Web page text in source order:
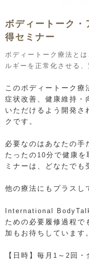
ボディートーク・
得セミナー
ボディートーク療法と
ルギーを正常化させる
このボディートーク療
症状改善、健康維持・
いただけるよう開発さ
クです。
必要なのはあなたの手
たったの 10分で健康を
ミナーは、どなたでも
他の療法にもプラスし
International
ための必要履修過程で
加もお待ちしています。
【日時】毎月 1 ～ 2 回・